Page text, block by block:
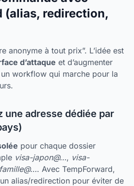
(alias, redirection,
anonyme à tout prix”. L’idée est
d’attaque et d’augmenter
workflow qui marche pour la
une adresse dédiée par
pour chaque dossier
visa-japon@…, visa-
. Avec TempForward,
alias/redirection pour éviter de